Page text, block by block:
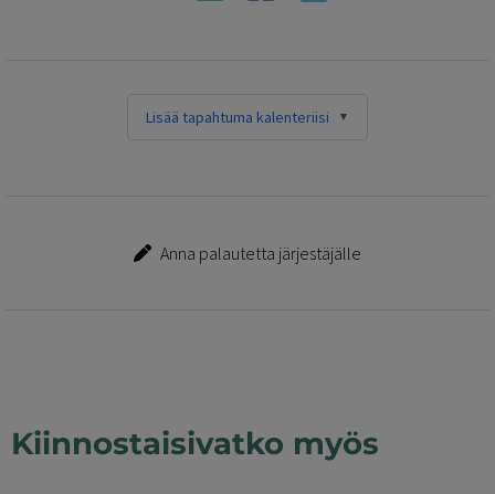
Lisää tapahtuma kalenteriisi
Anna palautetta järjestäjälle
Kiinnostaisivatko myös